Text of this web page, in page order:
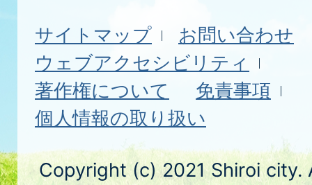
サイトマップ
お問い合わせ
ウェブアクセシビリティ
著作権について
免責事項
個人情報の取り扱い
Copyright (c) 2021 Shiroi city.